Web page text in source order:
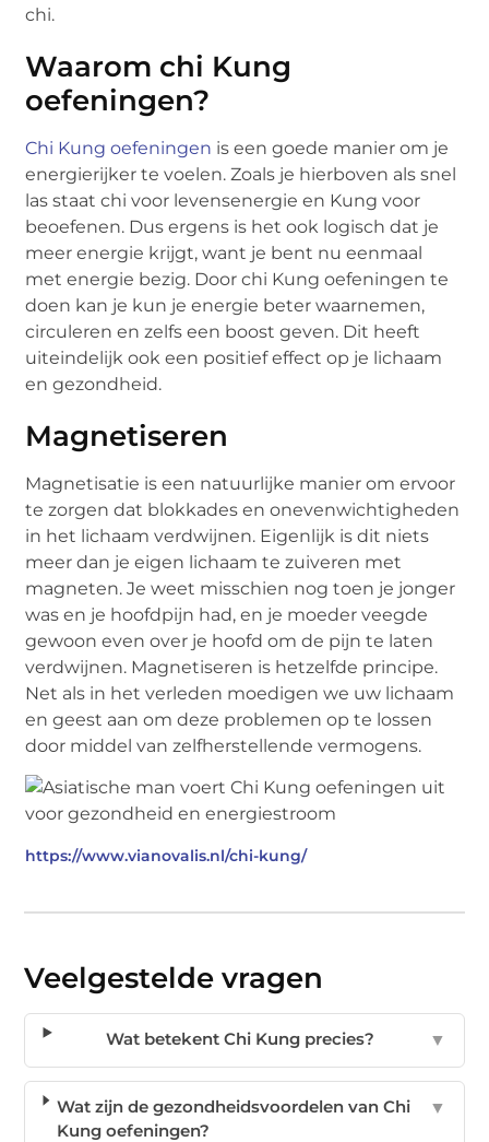
chi.
Waarom chi Kung
oefeningen?
Chi Kung oefeningen is een goede manier om je
energierijker te voelen. Zoals je hierboven als snel
las staat chi voor levensenergie en Kung voor
beoefenen. Dus ergens is het ook logisch dat je
meer energie krijgt, want je bent nu eenmaal
met energie bezig. Door chi Kung oefeningen te
doen kan je kun je energie beter waarnemen,
circuleren en zelfs een boost geven. Dit heeft
uiteindelijk ook een positief effect op je lichaam
en gezondheid.
Magnetiseren
Magnetisatie is een natuurlijke manier om ervoor
te zorgen dat blokkades en onevenwichtigheden
in het lichaam verdwijnen. Eigenlijk is dit niets
meer dan je eigen lichaam te zuiveren met
magneten. Je weet misschien nog toen je jonger
was en je hoofdpijn had, en je moeder veegde
gewoon even over je hoofd om de pijn te laten
verdwijnen. Magnetiseren is hetzelfde principe.
Net als in het verleden moedigen we uw lichaam
en geest aan om deze problemen op te lossen
door middel van zelfherstellende vermogens.
https://www.vianovalis.nl/chi-kung/
Veelgestelde vragen
Wat betekent Chi Kung precies? ▼
Wat zijn de gezondheidsvoordelen van Chi
Kung oefeningen?
▼